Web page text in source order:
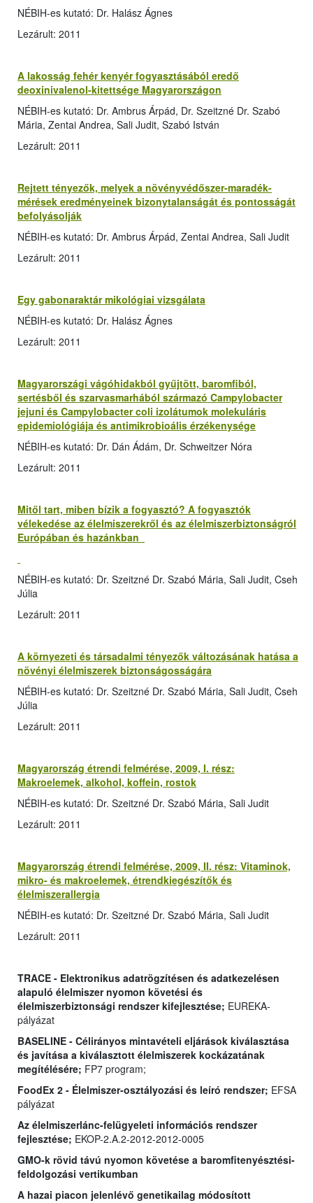
NÉBIH-es kutató: Dr. Halász Ágnes
Lezárult: 2011
A lakosság fehér kenyér fogyasztásából eredő
deoxinivalenol-kitettsége Magyarországon
NÉBIH-es kutató: Dr. Ambrus Árpád, Dr. Szeitzné Dr. Szabó
Mária, Zentai Andrea, Sali Judit, Szabó István
Lezárult: 2011
Rejtett tényezők, melyek a növényvédőszer-maradék-
mérések eredményeinek bizonytalanságát és pontosságát
befolyásolják
NÉBIH-es kutató: Dr. Ambrus Árpád, Zentai Andrea, Sali Judit
Lezárult: 2011
Egy gabonaraktár mikológiai vizsgálata
NÉBIH-es kutató: Dr. Halász Ágnes
Lezárult: 2011
Magyarországi vágóhidakból gyűjtött, baromfiból,
sertésből és szarvasmarhából származó Campylobacter
jejuni és Campylobacter coli izolátumok molekuláris
epidemiológiája és antimikrobioális érzékenysége
NÉBIH-es kutató: Dr. Dán Ádám, Dr. Schweitzer Nóra
Lezárult: 2011
Mitől tart, miben bízik a fogyasztó? A fogyasztók
vélekedése az élelmiszerekről és az élelmiszerbiztonságról
Európában és hazánkban
NÉBIH-es kutató: Dr. Szeitzné Dr. Szabó Mária, Sali Judit, Cseh
Júlia
Lezárult: 2011
A környezeti és társadalmi tényezők változásának hatása a
növényi élelmiszerek biztonságosságára
NÉBIH-es kutató: Dr. Szeitzné Dr. Szabó Mária, Sali Judit, Cseh
Júlia
Lezárult: 2011
Magyarország étrendi felmérése, 2009, I. rész:
Makroelemek, alkohol, koffein, rostok
NÉBIH-es kutató: Dr. Szeitzné Dr. Szabó Mária, Sali Judit
Lezárult: 2011
Magyarország étrendi felmérése, 2009, II. rész: Vitaminok,
mikro- és makroelemek, étrendkiegészítők és
élelmiszerallergia
NÉBIH-es kutató: Dr. Szeitzné Dr. Szabó Mária, Sali Judit
Lezárult: 2011
TRACE - Elektronikus adatrögzítésen és adatkezelésen
alapuló élelmiszer nyomon követési és
élelmiszerbiztonsági rendszer kifejlesztése; EUREKA-
pályázat
BASELINE - Célirányos mintavételi eljárások kiválasztása
és javítása a kiválasztott élelmiszerek kockázatának
megítélésére; FP7 program;
FoodEx 2 - Élelmiszer-osztályozási és leíró rendszer; EFSA
pályázat
Az élelmiszerlánc-felügyeleti információs rendszer
fejlesztése; EKOP-2.A.2-2012-2012-0005
GMO-k rövid távú nyomon követése a baromfitenyésztési-
feldolgozási vertikumban
A hazai piacon jelenlévő genetikailag módosított